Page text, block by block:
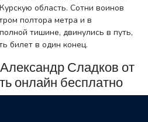
область. Сотни воинов
полтора метра и в
тишине, двинулись в путь,
билет в один конец.
Сладков от
онлайн бесплатно